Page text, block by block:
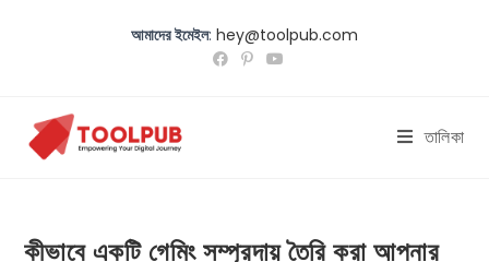
আমাদের ইমেইল: hey@toolpub.com
তালিকা
কীভাবে একটি গেমিং সম্প্রদায় তৈরি করা আপনার